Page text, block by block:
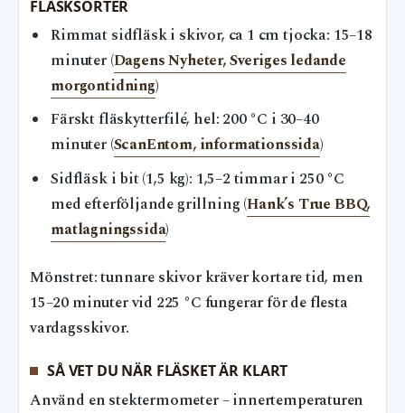
FLÄSKSORTER
Rimmat sidfläsk i skivor, ca 1 cm tjocka: 15–18
minuter (Dagens Nyheter, Sveriges ledande
morgontidning)
Färskt fläskytterfilé, hel: 200 °C i 30–40
minuter (ScanEntom, informationssida)
Sidfläsk i bit (1,5 kg): 1,5–2 timmar i 250 °C
med efterföljande grillning (Hank’s True BBQ,
matlagningssida)
Mönstret: tunnare skivor kräver kortare tid, men
15–20 minuter vid 225 °C fungerar för de flesta
vardagsskivor.
SÅ VET DU NÄR FLÄSKET ÄR KLART
Använd en stektermometer – innertemperaturen